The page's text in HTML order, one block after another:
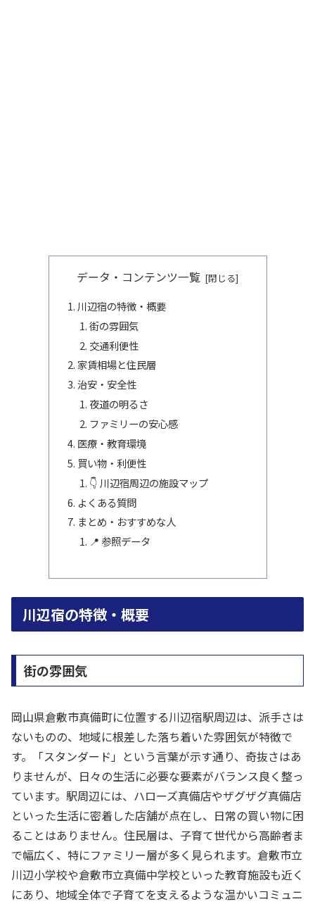
データ・コンテンツ一覧
川辺宿の特徴・概要
街の雰囲気
交通利便性
家賃相場と住民層
治安・安全性
夜道の明るさ
ファミリーの安心感
医療・教育環境
買い物・利便性
👇 川辺宿周辺の施設マップ
よくある質問
まとめ・おすすめな人
📍 参照データ
川辺宿の特徴・概要
街の雰囲気
岡山県倉敷市真備町に位置する川辺宿駅周辺は、派手さは
ないものの、地域に根差した落ち着いた雰囲気が特徴で
す。「スタンダード」という言葉が示す通り、奇抜さはあ
りませんが、日々の生活に必要な要素がバランス良く整っ
ています。駅周辺には、ハローズ真備店やザグザグ真備店
といった生活に密着した店舗が点在し、日常の買い物に困
ることはありません。住民層は、子育て世代から高齢者ま
で幅広く、特にファミリー層が多く見られます。倉敷市立
川辺小学校や倉敷市立真備中学校といった教育施設も近く
にあり、地域全体で子育てを支えるような温かいコミュニ